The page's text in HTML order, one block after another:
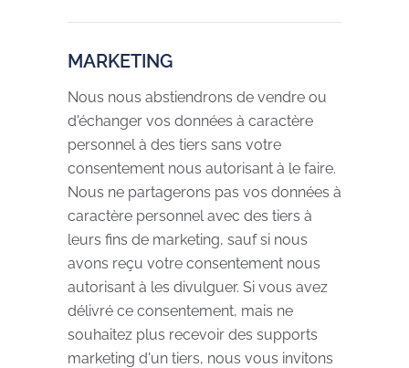
MARKETING
Nous nous abstiendrons de vendre ou
d'échanger vos données à caractère
personnel à des tiers sans votre
consentement nous autorisant à le faire.
Nous ne partagerons pas vos données à
caractère personnel avec des tiers à
leurs fins de marketing, sauf si nous
avons reçu votre consentement nous
autorisant à les divulguer. Si vous avez
délivré ce consentement, mais ne
souhaitez plus recevoir des supports
marketing d'un tiers, nous vous invitons